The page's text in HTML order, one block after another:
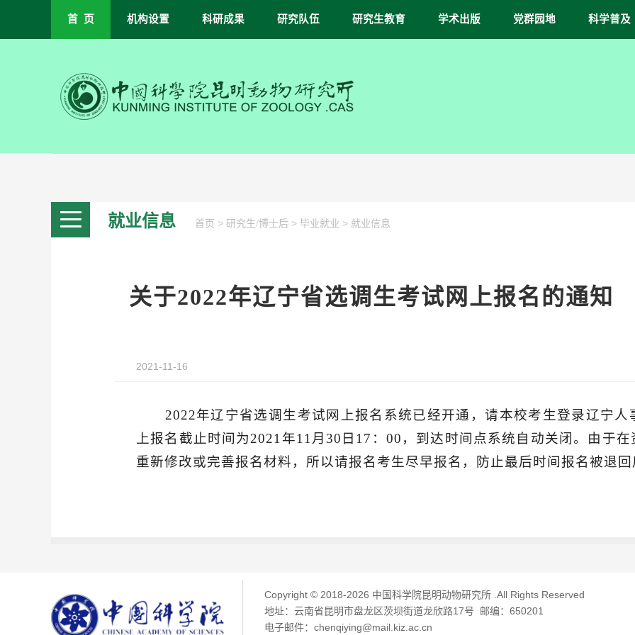
首 页 机构设置 科研成果 研究队伍 研究生教育 学术出版 党群园地 科学普及
就业信息 首页 > 研究生/博士后 > 毕业就业 > 就业信息
关于2022年辽宁省选调生考试网上报名的通知
2021-11-16
2022年辽宁省选调生考试网上报名系统已经开通，请本校考生登录辽宁
上报名截止时间为2021年11月30日17：00，到达时间点系统自动关闭。由于
重新修改或完善报名材料，所以请报名考生尽早报名，防止最后时间报名被退
Copyright © 2018-2026 中国科学院昆明动物研究所 .All Rights Reserved
地址：云南省昆明市盘龙区茨坝街道龙欣路17号 邮编：650201
电子邮件：chenqiying@mail.kiz.ac.cn